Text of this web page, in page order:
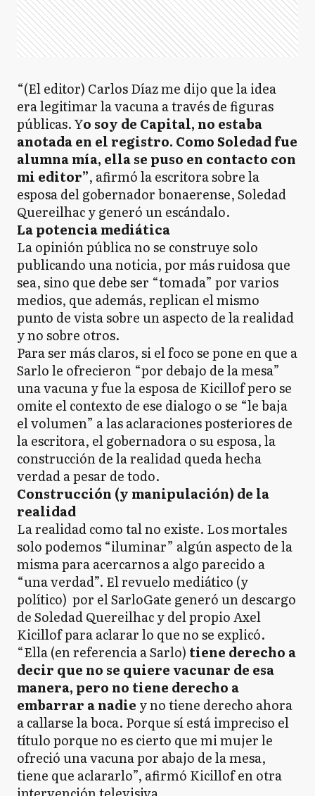
“(El editor) Carlos Díaz me dijo que la idea
era legitimar la vacuna a través de figuras
públicas. Yo soy de Capital, no estaba
anotada en el registro. Como Soledad fue
alumna mía, ella se puso en contacto con
mi editor”, afirmó la escritora sobre la
esposa del gobernador bonaerense, Soledad
Quereilhac y generó un escándalo.
La potencia mediática
La opinión pública no se construye solo
publicando una noticia, por más ruidosa que
sea, sino que debe ser “tomada” por varios
medios, que además, replican el mismo
punto de vista sobre un aspecto de la realidad
y no sobre otros.
Para ser más claros, si el foco se pone en que a
Sarlo le ofrecieron “por debajo de la mesa”
una vacuna y fue la esposa de Kicillof pero se
omite el contexto de ese dialogo o se “le baja
el volumen” a las aclaraciones posteriores de
la escritora, el gobernadora o su esposa, la
construcción de la realidad queda hecha
verdad a pesar de todo.
Construcción (y manipulación) de la
realidad
La realidad como tal no existe. Los mortales
solo podemos “iluminar” algún aspecto de la
misma para acercarnos a algo parecido a
“una verdad”. El revuelo mediático (y
político) por el SarloGate generó un descargo
de Soledad Quereilhac y del propio Axel
Kicillof para aclarar lo que no se explicó.
“Ella (en referencia a Sarlo) tiene derecho a
decir que no se quiere vacunar de esa
manera, pero no tiene derecho a
embarrar a nadie y no tiene derecho ahora
a callarse la boca. Porque sí está impreciso el
título porque no es cierto que mi mujer le
ofreció una vacuna por abajo de la mesa,
tiene que aclararlo”, afirmó Kicillof en otra